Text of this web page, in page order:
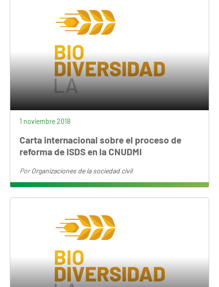
1 noviembre 2018
Carta internacional sobre el proceso de
reforma de ISDS en la CNUDMI
PorOrganizaciones de la sociedad civil